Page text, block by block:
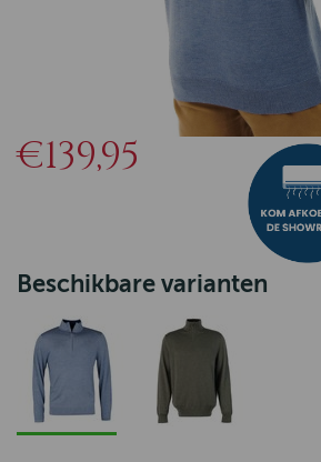
€139,95
Beschikbare varianten